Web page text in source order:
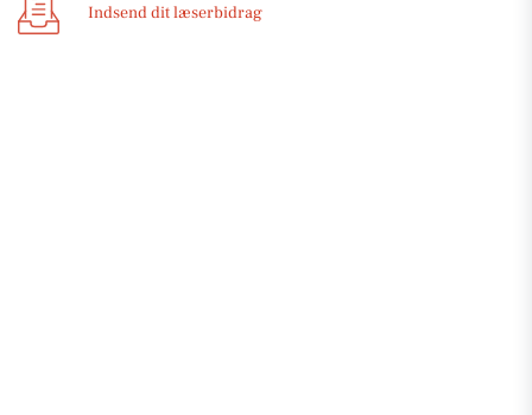
Indsend dit læserbidrag